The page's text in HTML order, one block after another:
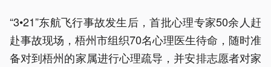
“3•21”东航飞行事故发生后，首批心理专家50余人赶
赴事故现场，梧州市组织70名心理医生待命，随时准
备对到梧州的家属进行心理疏导，并安排志愿者对家